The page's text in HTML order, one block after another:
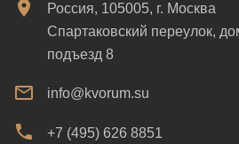
Россия, 105005, г. Москва
Спартаковский переулок,
подъезд 8
info@kvorum.su
+7 (495) 626 8851